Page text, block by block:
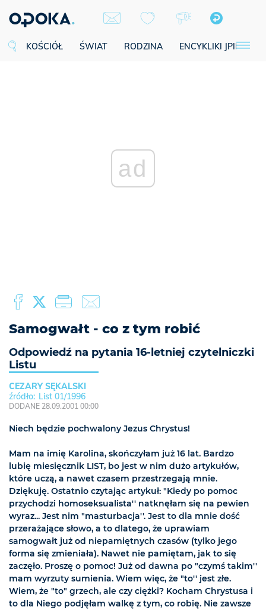
KOŚCIÓŁ ŚWIAT RODZINA ENCYKLIKI JPII
ad
Samogwałt - co z tym robić
Odpowiedź na pytania 16-letniej czytelniczki
Listu
CEZARY SĘKALSKI
List 01/1996
DODANE 28.09.2001 00:00
Niech będzie pochwalony Jezus Chrystus!
Mam na imię Karolina, skończyłam już 16 lat. Bardzo
lubię miesięcznik LIST, bo jest w nim dużo artykułów,
które uczą, a nawet czasem przestrzegają mnie.
Dziękuję. Ostatnio czytając artykuł: "Kiedy po pomoc
przychodzi homoseksualista'' natknęłam się na pewien
wyraz... Jest nim "masturbacja''. Jest to dla mnie dość
przerażające słowo, a to dlatego, że uprawiam
samogwałt już od niepamiętnych czasów (tylko jego
forma się zmieniała). Nawet nie pamiętam, jak to się
zaczęło. Proszę o pomoc! Już od dawna po "czymś takim''
mam wyrzuty sumienia. Wiem więc, że "to'' jest złe.
Wiem, że "to" grzech, ale czy ciężki? Kocham Chrystusa i
to dla Niego podjęłam walkę z tym, co robię. Nie zawsze